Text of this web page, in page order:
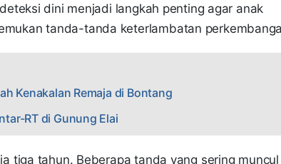
dini menjadi langkah penting agar anak
tanda-tanda keterlambatan
Kenakalan Remaja di Bontang
RT di Gunung Elai
tiga tahun. Beberapa tanda yang sering muncul